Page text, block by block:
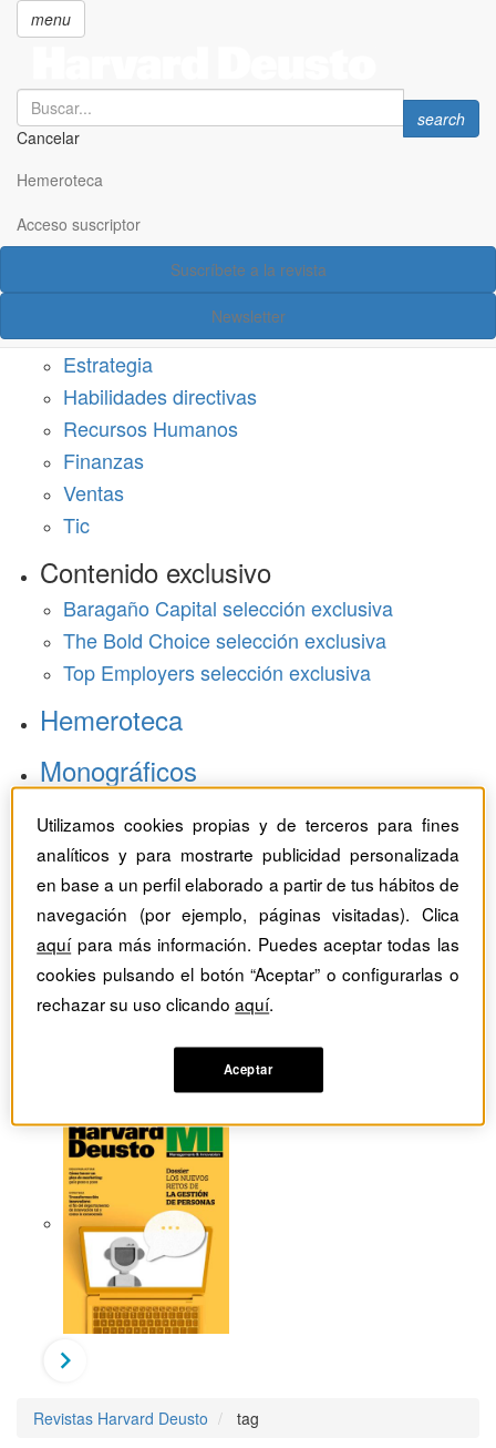
principal
menu
Search
Cancelar
Search
search
Hemeroteca
Acceso suscriptor
Suscríbete a la revista
Newsletter
Acceso suscriptor
Estrategia
Habilidades directivas
Recursos Humanos
Finanzas
Ventas
Tic
Contenido exclusivo
Baragaño Capital selección exclusiva
The Bold Choice selección exclusiva
Top Employers selección exclusiva
Hemeroteca
Monográficos
Dossieres
Revistas del mes
Revistas Harvard Deusto tag
Utilizamos cookies propias y de terceros para fines
analíticos y para mostrarte publicidad personalizada
en base a un perfil elaborado a partir de tus hábitos de
navegación (por ejemplo, páginas visitadas). Clica
aquípara más información. Puedes aceptar todas las
cookies pulsando el botón “Aceptar” o configurarlas o
rechazar su uso clicandoaquí.
Aceptar